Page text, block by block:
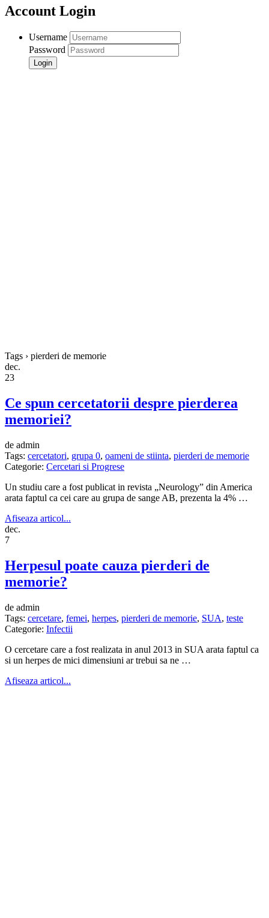
Account Login
Username
Password
Tags › pierderi de memorie
dec.
23
Ce spun cercetatorii despre pierderea
memoriei?
de admin
Tags: cercetatori, grupa 0, oameni de stiinta, pierderi de memorie
Categorie: Cercetari si Progrese
Un studiu care a fost publicat in revista „Neurology” din America
arata faptul ca cei care au grupa de sange AB, prezenta la 4% …
Afiseaza articol...
dec.
7
Herpesul poate cauza pierderi de
memorie?
de admin
Tags: cercetare, femei, herpes, pierderi de memorie, SUA, teste
Categorie: Infectii
O cercetare care a fost realizata in anul 2013 in SUA arata faptul ca
si un herpes de mici dimensiuni ar trebui sa ne …
Afiseaza articol...